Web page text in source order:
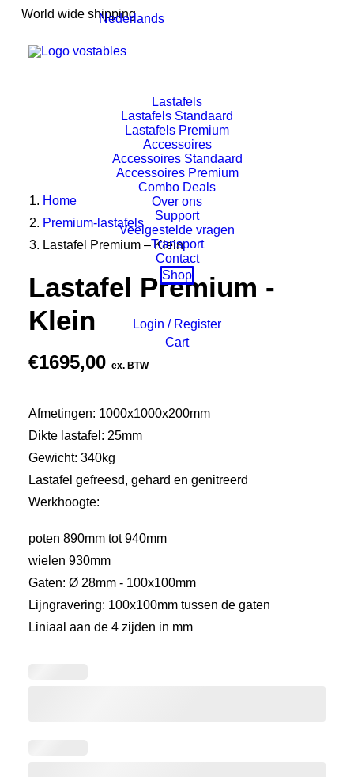
World wide shipping
Nederlands
Lastafels
Lastafels Standaard
Lastafels Premium
Accessoires
Accessoires Standaard
Accessoires Premium
Combo Deals
Over ons
Support
Veelgestelde vragen
Transport
Contact
Shop
Login / Register
Cart
Home
Premium-lastafels
Lastafel Premium – Klein
Lastafel Premium -
Klein
€1695,00 ex. BTW
Afmetingen: 1000x1000x200mm
Dikte lastafel: 25mm
Gewicht: 340kg
Lastafel gefreesd, gehard en genitreerd
Werkhoogte:
poten 890mm tot 940mm
wielen 930mm
Gaten: Ø 28mm - 100x100mm
Lijngravering: 100x100mm tussen de gaten
Liniaal aan de 4 zijden in mm